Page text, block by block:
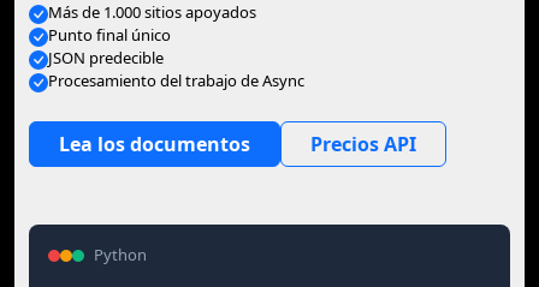
Más de 1.000 sitios apoyados
Punto final único
JSON predecible
Procesamiento del trabajo de Async
Lea los documentos Precios API
Python